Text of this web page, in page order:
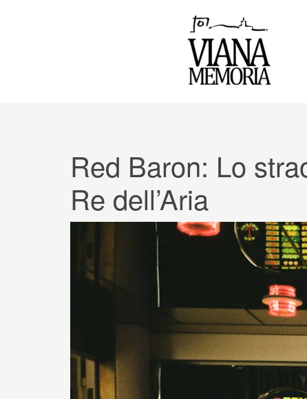
Red Baron: Lo
Re dell’Aria